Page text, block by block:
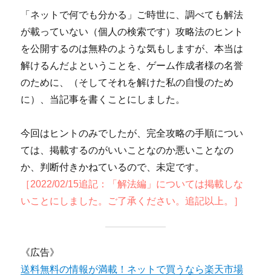
「ネットで何でも分かる」ご時世に、調べても解法
が載っていない（個人の検索です）攻略法のヒント
を公開するのは無粋のような気もしますが、本当は
解けるんだよということを、ゲーム作成者様の名誉
のために、（そしてそれを解けた私の自慢のため
に）、当記事を書くことにしました。
今回はヒントのみでしたが、完全攻略の手順につい
ては、掲載するのがいいことなのか悪いことなの
か、判断付きかねているので、未定です。
［2022/02/15追記：「解法編」については掲載しな
いことにしました。ご了承ください。追記以上。］
《広告》
送料無料の情報が満載！ネットで買うなら楽天市場